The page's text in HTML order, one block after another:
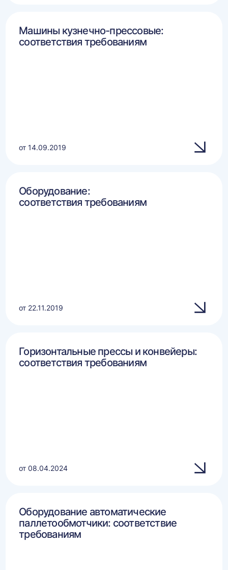
Машины кузнечно-прессовые:
соответствия требованиям
от 14.09.2019
Оборудование:
соответствия требованиям
от 22.11.2019
Горизонтальные прессы и конвейеры:
соответствия требованиям
от 08.04.2024
Оборудование автоматические
паллетообмотчики: соответствие
требованиям